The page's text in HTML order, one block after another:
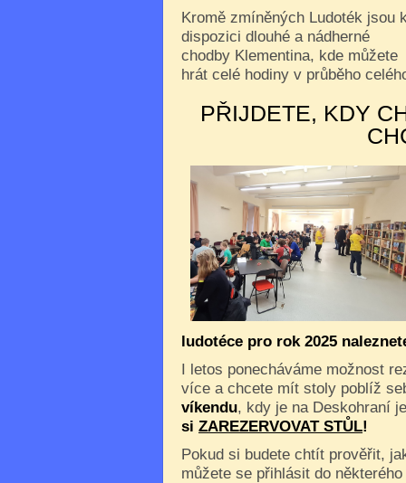
Kromě zmíněných Ludoték jsou
dispozici dlouhé a nádherné
chodby Klementina, kde můžete
hrát celé hodiny v průběho
PŘIJDETE, KDY
ludotéce pro rok 2025
I letos ponecháváme možnost
více a chcete mít stoly poblíž
víkendu, kdy je na Deskohraní
si ZAREZERVOVAT STŮL!
Pokud si budete chtít prověřit,
můžete se přihlásit do